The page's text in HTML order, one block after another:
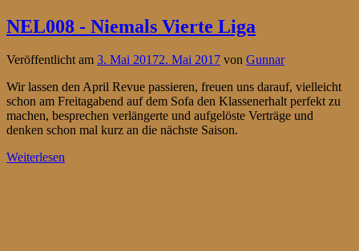
NEL008 - Niemals Vierte Liga
Veröffentlicht am 3. Mai 20172. Mai 2017 von Gunnar
Wir lassen den April Revue passieren, freuen uns darauf, vielleicht
schon am Freitagabend auf dem Sofa den Klassenerhalt perfekt zu
machen, besprechen verlängerte und aufgelöste Verträge und
denken schon mal kurz an die nächste Saison.
Weiterlesen